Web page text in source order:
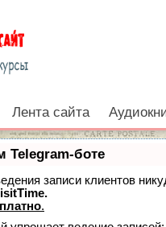
стихи
и книги
и колыбельные
Лента сайта
Telegram-боте
записи клиентов
.